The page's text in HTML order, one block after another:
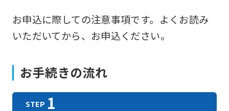
お申込に際しての注意事項です。よくお読み
いただいてから、お申込ください。
お手続きの流れ